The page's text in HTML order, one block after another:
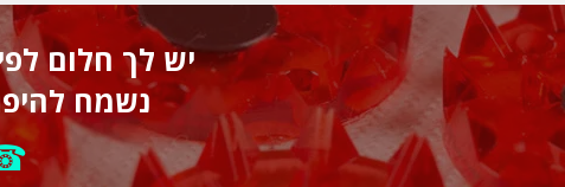
יש לך חלום
נשמח